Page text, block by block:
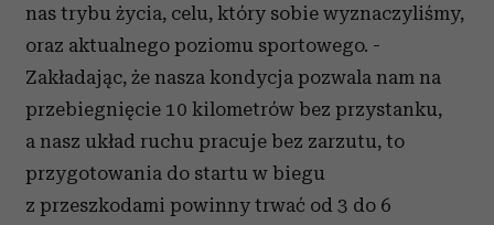
nas trybu życia, celu, który sobie wyznaczyliśmy,
oraz aktualnego poziomu sportowego. -
Zakładając, że nasza kondycja pozwala nam na
przebiegnięcie 10 kilometrów bez przystanku,
a nasz układ ruchu pracuje bez zarzutu, to
przygotowania do startu w biegu
z przeszkodami powinny trwać od 3 do 6